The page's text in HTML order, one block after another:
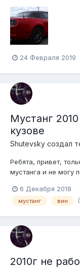
Зеркало переднее
24 Февраля 2019
Мустанг
кузове
Shutevsky создал
Ребята, привет,
мустанга и не могу
6 Декабря 2018
мустанг вин
2010г не